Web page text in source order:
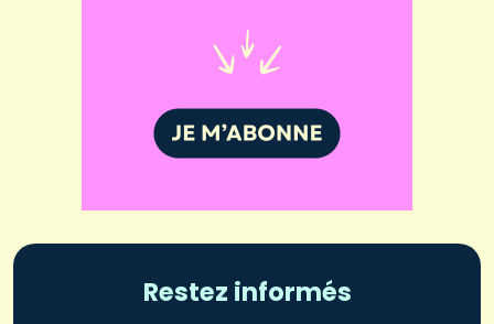
Restez informés